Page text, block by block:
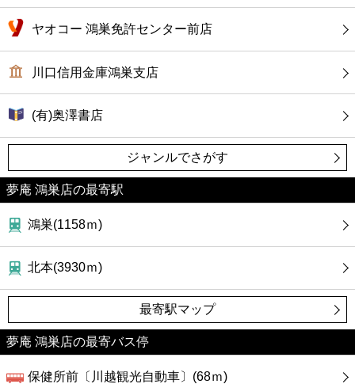
ヤオコー 鴻巣免許センター前店
川口信用金庫鴻巣支店
(有)奥澤書店
ジャンルでさがす
夢庵 鴻巣店の最寄駅
鴻巣(1158ｍ)
北本(3930ｍ)
最寄駅マップ
夢庵 鴻巣店の最寄バス停
保健所前〔川越観光自動車〕(68ｍ)